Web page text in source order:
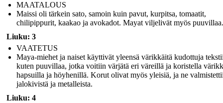
MAATALOUS
Maissi oli tärkein sato, samoin kuin pavut, kurpitsa, tomaatit,
chilipippurit, kaakao ja avokadot. Mayat viljelivät myös puuvillaa.
Liuku: 3
VAATETUS
Maya-miehet ja naiset käyttivät yleensä värikkäitä kudottuja
kuten puuvillaa, jotka voitiin värjätä eri väreillä ja koristella
hapsuilla ja höyhenillä. Korut olivat myös yleisiä, ja ne
jalokivistä ja metalleista.
Liuku: 4